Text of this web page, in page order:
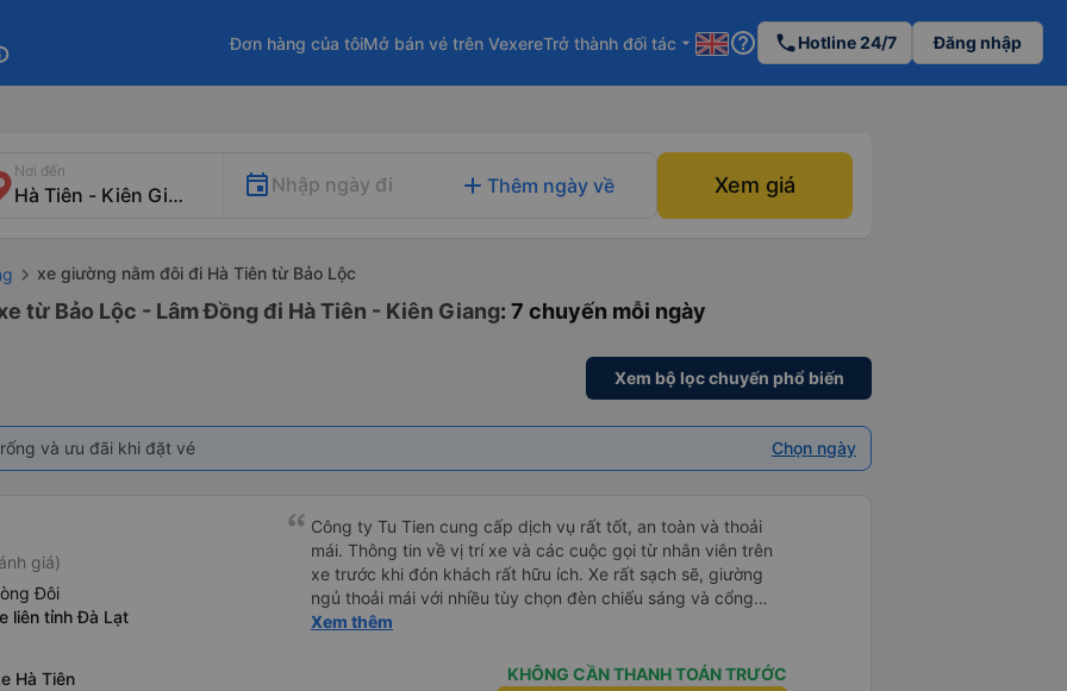
Đơn hàng của tôiMở bán vé trên VexereTrở thành đối tác arrow_drop_down help_outline phoneHotline 24/7 Đăng nhập
Nơi đến
Nhập ngày đi add Thêm ngày về Xem giá
xe giường nằm đôi đi Hà Tiên từ Bảo Lộc
từ Bảo Lộc - Lâm Đồng đi Hà Tiên - Kiên Giang: 7 chuyến mỗi ngày
Xem bộ lọc chuyến phổ biến
và ưu đãi khi đặt vé Chọn ngày
giá)
Đôi
liên tỉnh Đà Lạt
Hà Tiên
Công ty Tu Tien cung cấp dịch vụ rất tốt, an toàn và thoải
mái. Thông tin về vị trí xe và các cuộc gọi từ nhân viên trên
xe trước khi đón khách rất hữu ích. Xe rất sạch sẽ, giường
ngủ thoải mái với nhiều tùy chọn đèn chiếu sáng và cổng
USB được đặt ở vị trí thuận tiện. Nhân viên rất lịch sự và xe
Xem thêm
KHÔNG CẦN THANH TOÁN TRƯỚC